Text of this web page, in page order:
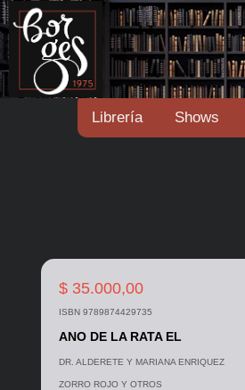
Librería Shows
$ 35.000,00
ISBN 9789874429735
ANO DE LA RATA EL
DR. ALDERETE Y MARIANA ENRIQUEZ
ZORRO ROJO Y OTROS